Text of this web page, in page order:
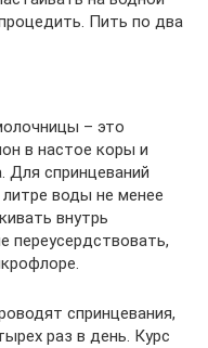
Пить по два
– это
в настое коры и
спринцеваний
воды не менее
внутрь
переусердствовать,
спринцевания,
раз в день. Курс